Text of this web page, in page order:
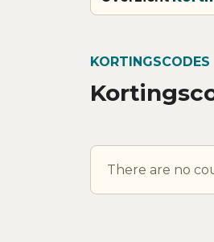
KORTINGSCODES
There are no